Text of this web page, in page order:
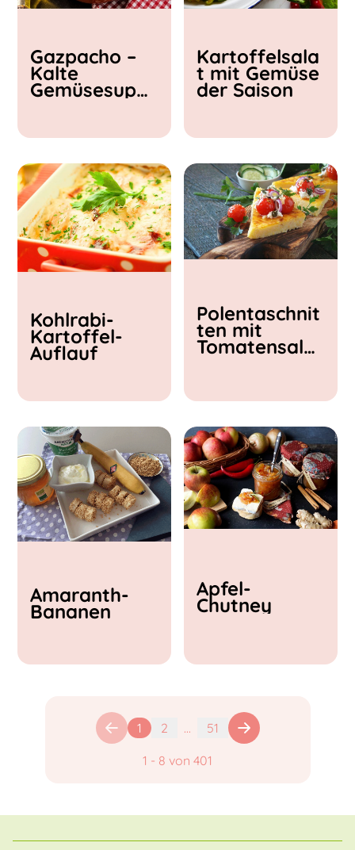
< 15 min
15 - 30 min
30 - 60 min
Gazpacho –
Kalte
Gemüsesupp
Kartoffelsala
t mit Gemüse
der Saison
Kohlrabi-
Kartoffel-
Auflauf
Polentaschnit
ten mit
Tomatensalat
Amaranth-
Bananen
Apfel-
Chutney
1 2 ... 51
1 - 8 von 401